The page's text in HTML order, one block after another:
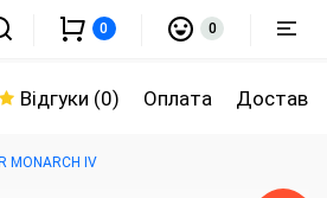
0 0
MONARCH IV
Відгуки (0) Оплата